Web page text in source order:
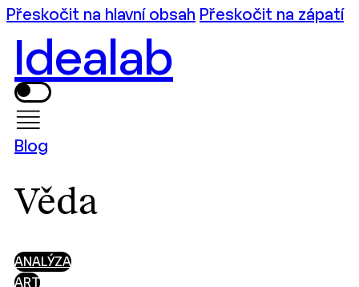
Přeskočit na hlavní obsah Přeskočit na zápatí
Idealab
Blog
Věda
ANALÝZA
ART